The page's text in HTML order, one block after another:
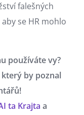
falešných
aby se HR mohlo
používáte vy?
by poznal
ta Krajta a